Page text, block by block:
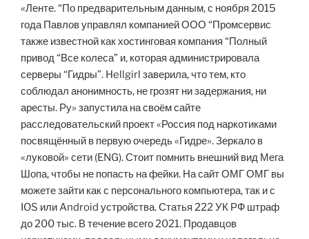
«Ленте. “По предварительным данным, с ноября 2015
года Павлов управлял компанией ООО “Промсервис
также известной как хостинговая компания “Полный
привод “Все колеса” и, которая администрировала
серверы “Гидры”. Hellgirl заверила, что тем, кто
соблюдал анонимность, не грозят ни задержания, ни
аресты. Ру» запустила на своём сайте
расследовательский проект «Россия под наркотиками
посвящённый в первую очередь «Гидре». Зеркало в
«луковой» сети (ENG). Стоит помнить внешний вид Мега
Шопа, чтобы не попасть на фейки. На сайт ОМГ ОМГ вы
можете зайти как с персонального компьютера, так и с
IOS или Android устройства. Статья 222 УК РФ штраф
до 200 тыс. В течение всего 2021. Продавцов